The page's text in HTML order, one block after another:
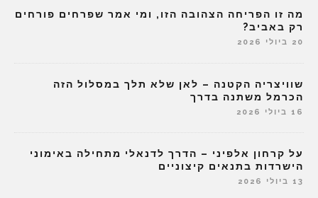
מה זו הפריחה הצהובה הזו, ומי אמר שפרחים פורחים
רק באביב?
20 ביולי 2026
שוויצריה הקטנה – לאן שלא תלך במסלול הזה
הכרמל משתנה בדרך
16 ביולי 2026
על קרחון אלפיני – הדרך לדנאלי מתחילה באימוני
הישרדות בתנאים קיצוניים
13 ביולי 2026